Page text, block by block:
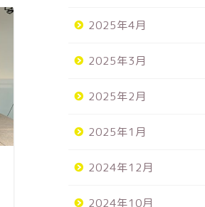
2025年4月
2025年3月
2025年2月
2025年1月
2024年12月
2024年10月